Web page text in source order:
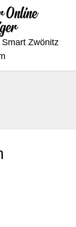
Zwönitz